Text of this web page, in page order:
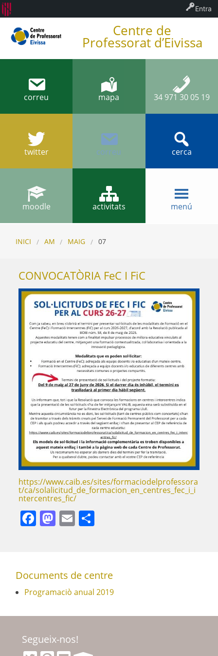
Centre de
Professorat d’Eivissa
correu mapa 34 971 30 05 19
twitter correu cerca
moodle activitats menú
INICI AM MAIG 07
CONVOCATÒRIA FeC I FiC
https://www.caib.es/sites/formaciodelprofessora
t/ca/solalicitud_de_formacion_en_centres_fec_i_i
ntercentres_fic/
Facebook
Mastodon
Email
Documents de centre
Programaciò anual 2019
Segueix-nos!
Entra